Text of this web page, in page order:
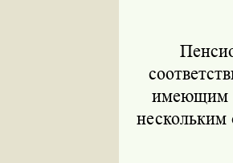
имеющим
нескольким